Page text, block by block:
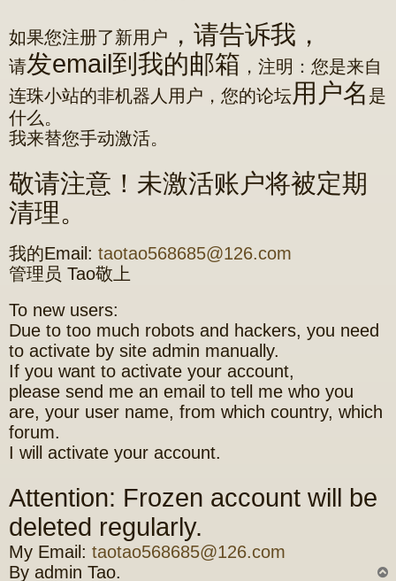
如果您注册了新用户 ，请告诉我，
请发email到我的邮箱 ，注明：您是来自
连珠小站的非机器人用户，您的论坛用户名 是
什么。
我来替您手动激活。
敬请注意！未激活账户将被定期
清理。
我的Email: taotao568685@126.com
管理员 Tao敬上
To new users:
Due to too much robots and hackers, you need
to activate by site admin manually.
If you want to activate your account,
please send me an email to tell me who you
are, your user name, from which country, which
forum.
I will activate your account.
Attention: Frozen account will be
deleted regularly.
My Email: taotao568685@126.com
By admin Tao.